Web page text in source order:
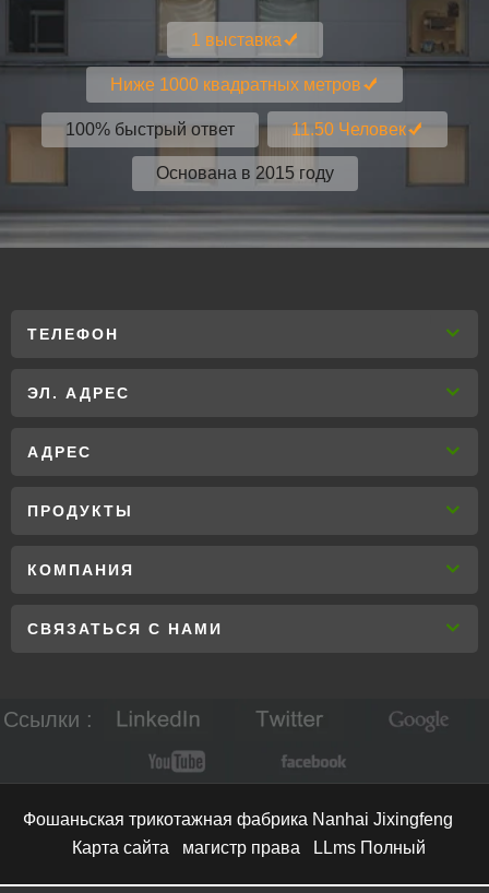
1 выставка
Ниже 1000 квадратных метров
100% быстрый ответ 11.50 Человек
Основана в 2015 году
ТЕЛЕФОН
ЭЛ. АДРЕС
АДРЕС
ПРОДУКТЫ
КОМПАНИЯ
СВЯЗАТЬСЯ С НАМИ
Ссылки :
Фошаньская трикотажная фабрика Nanhai Jixingfeng
Карта сайта
магистр права LLms Полный